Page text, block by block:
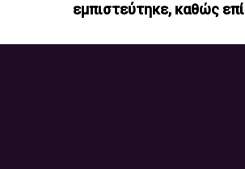
εμπιστεύτηκε, καθώς